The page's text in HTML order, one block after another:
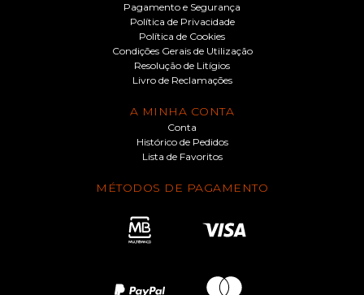
Pagamento e Segurança
Política de Privacidade
Política de Cookies
Condições Gerais de Utilização
Resolução de Litígios
Livro de Reclamações
A MINHA CONTA
Conta
Histórico de Pedidos
Lista de Favoritos
MÉTODOS DE PAGAMENTO